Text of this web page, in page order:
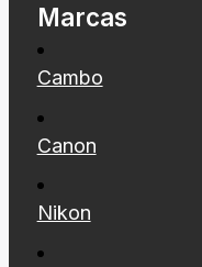
Marcas
Cambo
Canon
Nikon